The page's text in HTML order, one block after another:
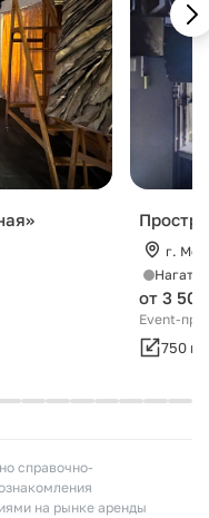
г.
от 3
Event-
750 м²
справочно-
на рынке аренды